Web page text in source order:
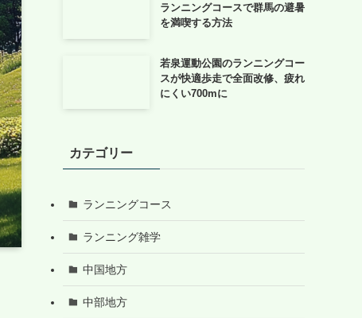
ランニングコースで群馬の避暑
を満喫する方法
若泉運動公園のランニングコー
スが快適歩走で全面改修、疲れ
にくい700mに
カテゴリー
ランニングコース
ランニング雑学
中国地方
中部地方